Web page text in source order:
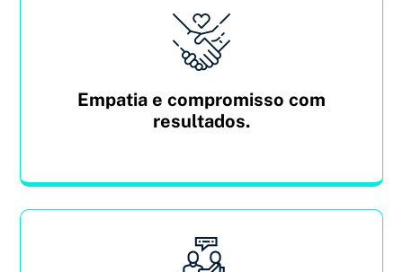
Empatia e compromisso com
resultados.